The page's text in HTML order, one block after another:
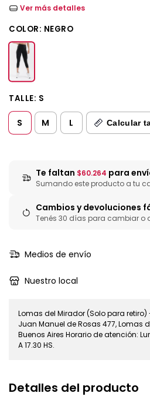
Ver más detalles
COLOR: NEGRO
TALLE: S
S M L Calcular
Te faltan $60.264 para
Sumando este producto a tu
Cambios y devoluciones
Tenés 30 días para cambiar o
Medios de envío
Nuestro local
Lomas del Mirador (Solo para retiro)
Juan Manuel de Rosas 477, Lomas
Buenos Aires Horario de atención:
A 17.30 HS.
Detalles del producto